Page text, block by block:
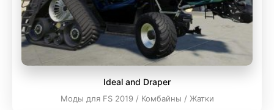
Ideal and Draper
Моды для FS 2019 / Комбайны / Жатки